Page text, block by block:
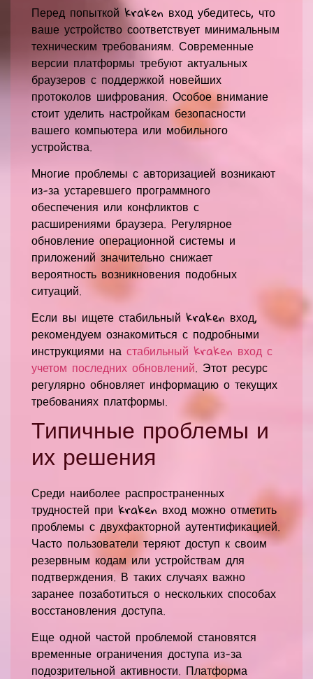
Перед попыткой kraken вход убедитесь, что
ваше устройство соответствует минимальным
техническим требованиям. Современные
версии платформы требуют актуальных
браузеров с поддержкой новейших
протоколов шифрования. Особое внимание
стоит уделить настройкам безопасности
вашего компьютера или мобильного
устройства.
Многие проблемы с авторизацией возникают
из-за устаревшего программного
обеспечения или конфликтов с
расширениями браузера. Регулярное
обновление операционной системы и
приложений значительно снижает
вероятность возникновения подобных
ситуаций.
Если вы ищете стабильный kraken вход,
рекомендуем ознакомиться с подробными
инструкциями на стабильный kraken вход с
учетом последних обновлений. Этот ресурс
регулярно обновляет информацию о текущих
требованиях платформы.
Типичные проблемы и
их решения
Среди наиболее распространенных
трудностей при kraken вход можно отметить
проблемы с двухфакторной аутентификацией.
Часто пользователи теряют доступ к своим
резервным кодам или устройствам для
подтверждения. В таких случаях важно
заранее позаботиться о нескольких способах
восстановления доступа.
Еще одной частой проблемой становятся
временные ограничения доступа из-за
подозрительной активности. Платформа